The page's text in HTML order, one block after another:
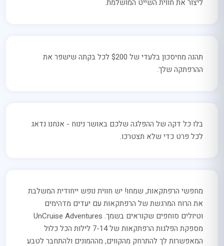
ליצור את חווית השייט המושלמת.
תהנה מחיסכון בלעדי של $200 לכל בקתה שישפר את
ההרפתקה שלך.
בלו כל דקה של ההפלגה שלכם באושר נינוח - אנחנו נדאג
לכל פרט כדי שלא תצטרכו.
מחפשי הרפתקאות, שמחו! יש חווית נופש ייחודית המשלבת
את הרוח המרגשת של הרפתקאות עם יעדים מדהימים
וטיולים סוחפים שקוראים בשמך. UnCruise Adventures
מספקת הפלגות הרפתקאות של 7-14 לילות הכל כלול
המאפשרות לך להתרחק מהקווים, מההמונים ולהתחבר לטבע